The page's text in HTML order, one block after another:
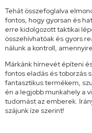
Tehát összefoglalva
fontos, hogy gyorsan és
erre kidolgozott taktikai
összehívhatóak és gyors
nálunk a kontroll,
Márkánk hírnevét építeni
fontos eladás és toborzás
fantasztikus termékem,
én a legjobb munkahely a
tudomást az emberek.
szájunk íze szerint!